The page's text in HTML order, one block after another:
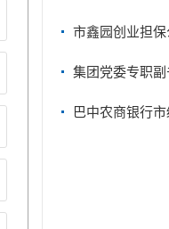
市鑫园创业担
集团党委专职
巴中农商银行